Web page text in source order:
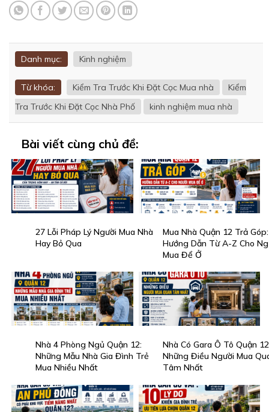
Danh mục: Kinh nghiệm
Từ khóa: Kiểm Tra Trước Khi Đặt Cọc Mua nhà
Kiểm
Tra Trước Khi Đặt Cọc Nhà Phố
kinh nghiệm mua nhà
Bài viết cùng chủ đề:
27 Lỗi Pháp Lý Người Mua Nhà
Hay Bỏ Qua
Mua Nhà Quận 12 Trả Góp:
Hướng Dẫn Từ A-Z Cho
Mua Để Ở
Nhà 4 Phòng Ngủ Quận 12:
Những Mẫu Nhà Gia Đình Trẻ
Mua Nhiều Nhất
Nhà Có Gara Ô Tô Quận
Những Điều Người Mua
Tâm Nhất